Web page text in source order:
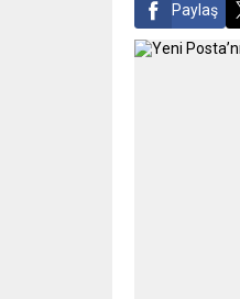
Paylaş